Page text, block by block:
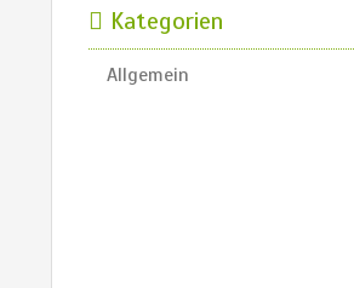
Kategorien
Allgemein